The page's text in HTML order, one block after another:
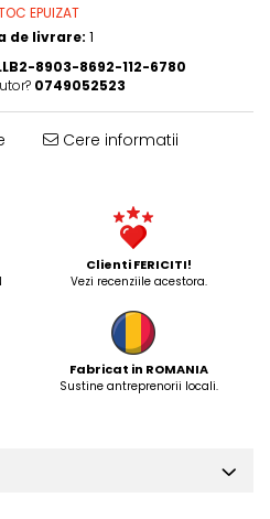
EPUIZAT
de livrare: 1
8903-8692-112-6780
0749052523
Cere informatii
Clienti FERICITI!
Vezi recenziile acestora.
Fabricat in ROMANIA
Sustine antreprenorii locali.